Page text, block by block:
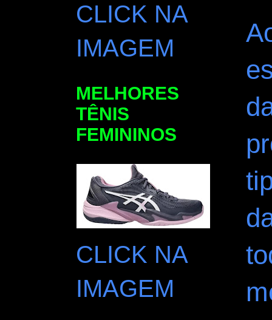
CLICK NA
IMAGEM
MELHORES
TÊNIS
FEMININOS
CLICK NA
IMAGEM